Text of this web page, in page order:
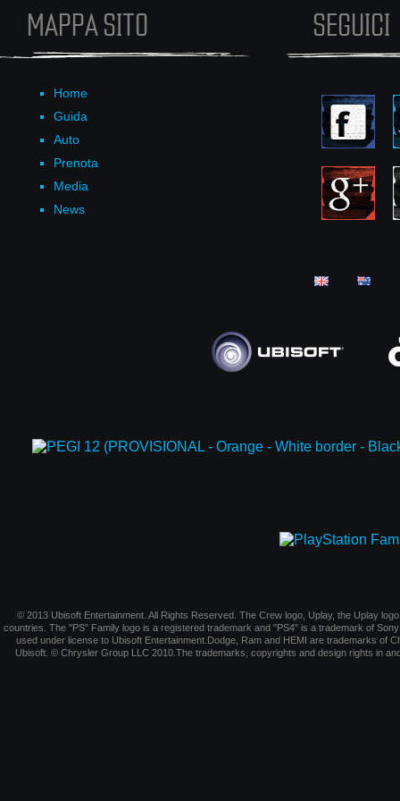
MAPPA SITO
Home
Guida
Auto
Prenota
Media
News
SEGUICI
© 2013 Ubisoft Entertainment. All Rights Reserved. The Crew logo, Uplay, the Uplay
countries. The "PS" Family logo is a registered trademark and "PS4" is a trademark of
used under license to Ubisoft Entertainment.Dodge, Ram and HEMI are trademarks of
Ubisoft. © Chrysler Group LLC 2010.The trademarks, copyrights and design rights in